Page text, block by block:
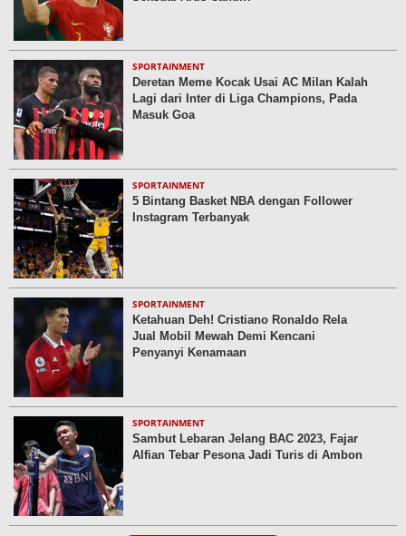
SPORTAINMENT
Deretan Meme Kocak Usai AC Milan Kalah
Lagi dari Inter di Liga Champions, Pada
Masuk Goa
SPORTAINMENT
5 Bintang Basket NBA dengan Follower
Instagram Terbanyak
SPORTAINMENT
Ketahuan Deh! Cristiano Ronaldo Rela
Jual Mobil Mewah Demi Kencani
Penyanyi Kenamaan
SPORTAINMENT
Sambut Lebaran Jelang BAC 2023, Fajar
Alfian Tebar Pesona Jadi Turis di Ambon